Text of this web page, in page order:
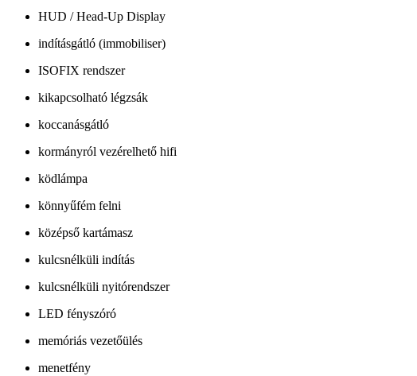
HUD / Head-Up Display
indításgátló (immobiliser)
ISOFIX rendszer
kikapcsolható légzsák
koccanásgátló
kormányról vezérelhető hifi
ködlámpa
könnyűfém felni
középső kartámasz
kulcsnélküli indítás
kulcsnélküli nyitórendszer
LED fényszóró
memóriás vezetőülés
menetfény